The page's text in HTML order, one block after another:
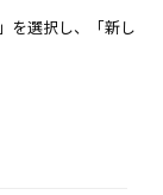
を選択し、「新し